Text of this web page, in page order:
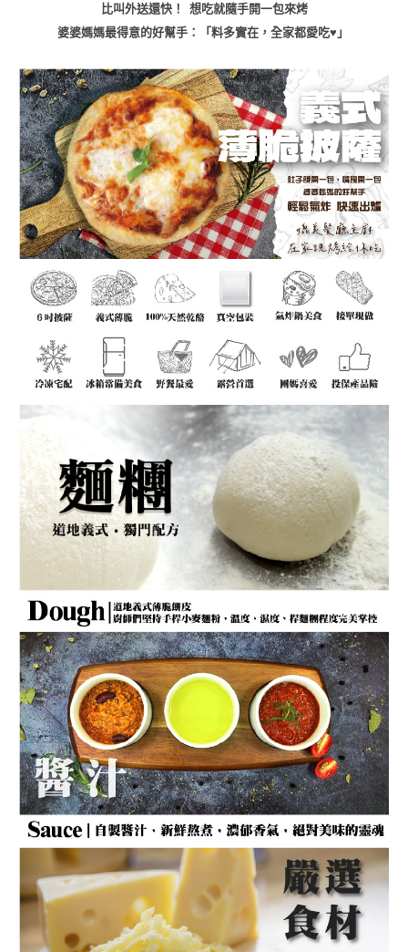
比叫外送還快！ 想吃就隨手開一包來烤
婆婆媽媽最得意的好幫手：「料多實在，全家都愛吃♥」